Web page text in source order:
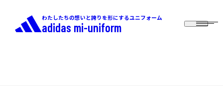
わたしたちの想いと誇りを形にするユニフォーム
adidas mi-uniform